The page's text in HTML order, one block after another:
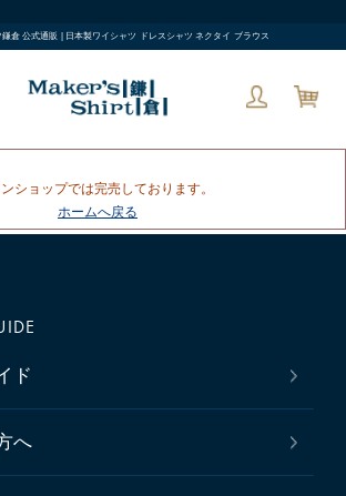
鎌倉 公式通販 | 日本製ワイシャツ ドレスシャツ ネクタイ ブラウス
ショップでは完売しております。
ホームへ戻る
ド
へ